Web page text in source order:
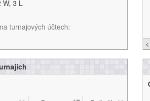
W, 3 L
turnajových účtech:
<